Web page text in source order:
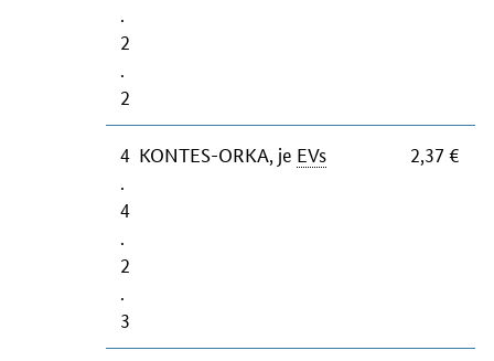
2
2
4
4
2
3
KONTES-ORKA, je EVs 2,37 €